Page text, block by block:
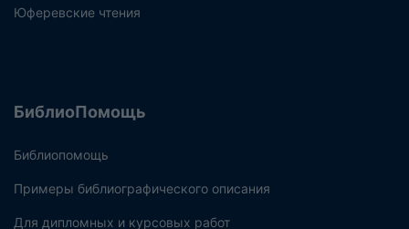
Юферевские чтения
БиблиоПомощь
Библиопомощь
Примеры библиографического описания
Для дипломных и курсовых работ